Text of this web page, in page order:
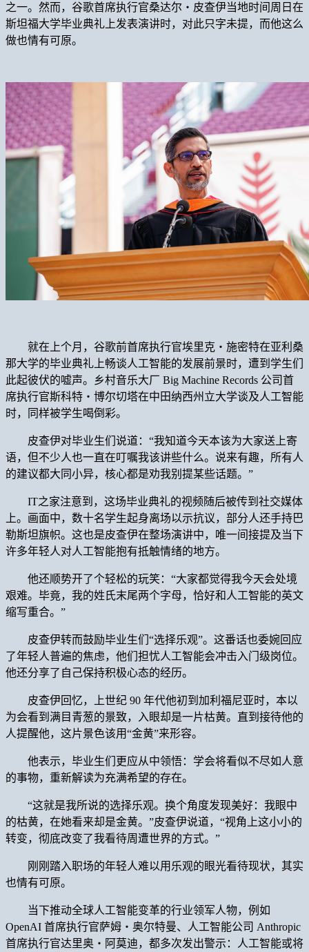
之一。然而，谷歌首席执行官桑达尔・皮查伊当地时间周日在
斯坦福大学毕业典礼上发表演讲时，对此只字未提，而他这么
做也情有可原。
就在上个月，谷歌前首席执行官埃里克・施密特在亚利桑
那大学的毕业典礼上畅谈人工智能的发展前景时，遭到学生们
此起彼伏的嘘声。乡村音乐大厂 Big Machine Records 公司首
席执行官斯科特・博尔切塔在中田纳西州立大学谈及人工智能
时，同样被学生喝倒彩。
皮查伊对毕业生们说道：“我知道今天本该为大家送上寄
语，但不少人也一直在叮嘱我该讲些什么。说来有趣，所有人
的建议都大同小异，核心都是劝我别提某些话题。”
IT之家注意到，这场毕业典礼的视频随后被传到社交媒体
上。画面中，数十名学生起身离场以示抗议，部分人还手持巴
勒斯坦旗帜。这也是皮查伊在整场演讲中，唯一间接提及当下
许多年轻人对人工智能抱有抵触情绪的地方。
他还顺势开了个轻松的玩笑：“大家都觉得我今天会处境
艰难。毕竟，我的姓氏末尾两个字母，恰好和人工智能的英文
缩写重合。”
皮查伊转而鼓励毕业生们“选择乐观”。这番话也委婉回应
了年轻人普遍的焦虑，他们担忧人工智能会冲击入门级岗位。
他还分享了自己保持积极心态的经历。
皮查伊回忆，上世纪 90 年代他初到加利福尼亚时，本以
为会看到满目青葱的景致，入眼却是一片枯黄。直到接待他的
人提醒他，这片景色该用“金黄”来形容。
他表示，毕业生们更应从中领悟：学会将看似不尽如人意
的事物，重新解读为充满希望的存在。
“这就是我所说的选择乐观。换个角度发现美好：我眼中
的枯黄，在她看来却是金黄。”皮查伊说道，“视角上这小小的
转变，彻底改变了我看待周遭世界的方式。”
刚刚踏入职场的年轻人难以用乐观的眼光看待现状，其实
也情有可原。
当下推动全球人工智能变革的行业领军人物，例如
OpenAI 首席执行官萨姆・奥尔特曼、人工智能公司 Anthropic
首席执行官达里奥・阿莫迪，都多次发出警示：人工智能或将